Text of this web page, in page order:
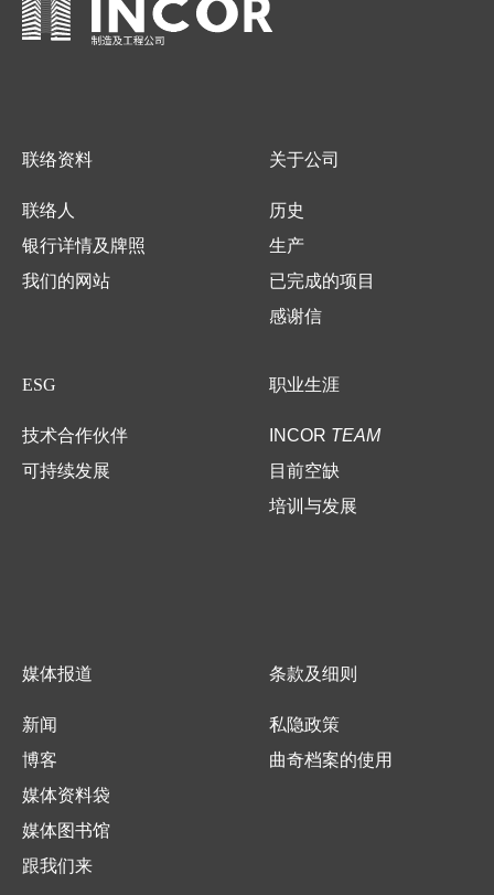
联络资料
联络人
银行详情及牌照
我们的网站
关于公司
历史
生产
已完成的项目
感谢信
ESG
技术合作伙伴
可持续发展
职业生涯
INCOR TEAM
目前空缺
培训与发展
媒体报道
新闻
博客
媒体资料袋
媒体图书馆
跟我们来
条款及细则
私隐政策
曲奇档案的使用